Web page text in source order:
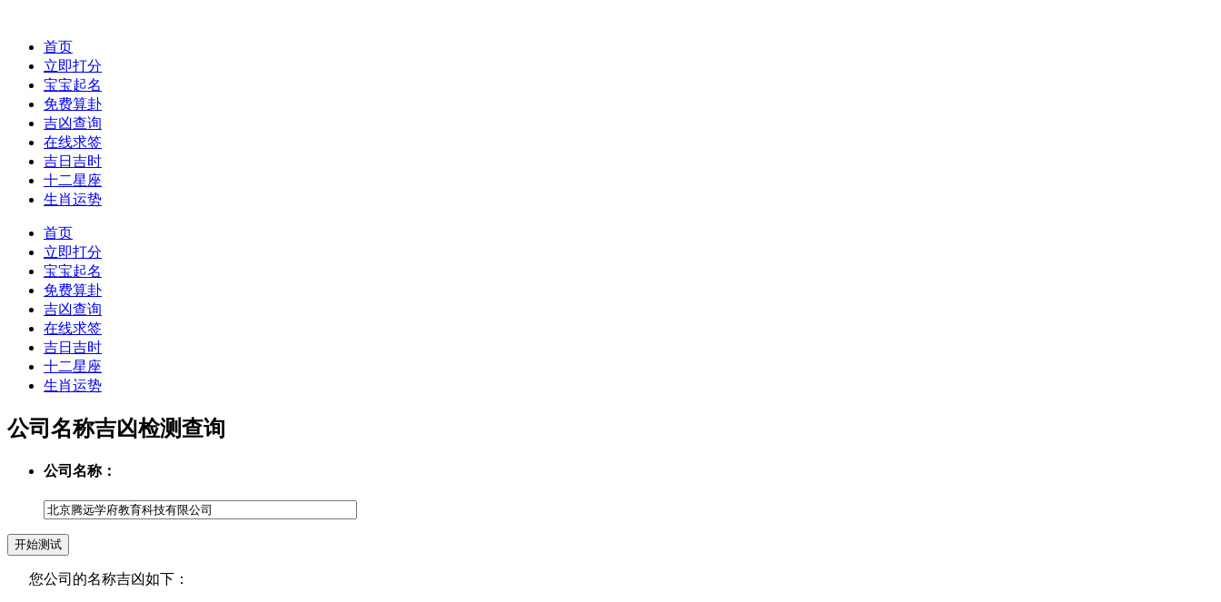
首页
立即打分
宝宝起名
免费算卦
吉凶查询
在线求签
吉日吉时
十二星座
生肖运势
首页
立即打分
宝宝起名
免费算卦
吉凶查询
在线求签
吉日吉时
十二星座
生肖运势
公司名称吉凶检测查询
公司名称：
您公司的名称吉凶如下：